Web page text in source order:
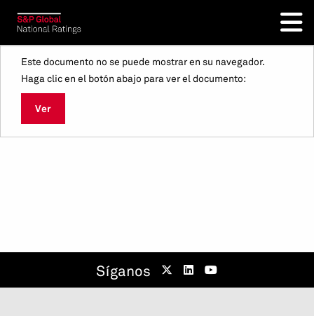
Este documento no se puede mostrar en su navegador.
Haga clic en el botón abajo para ver el documento:
Ver
Síganos